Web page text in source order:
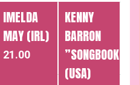
IMELDA
MAY (IRL)
21.00
KENNY
BARRON
”SONGBOOK”
(USA)